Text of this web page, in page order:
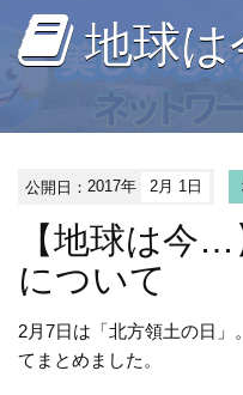
地球は
公開日：2017年 2月 1日
【地球は今
について
2月7日は「北方領土の日
てまとめました。